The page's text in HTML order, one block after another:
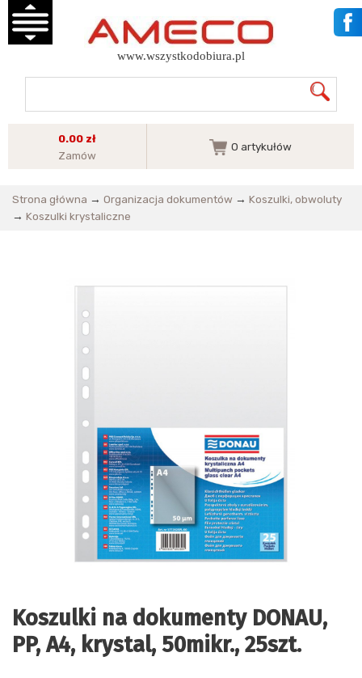
www.wszystkodobiura.pl
0.00 zł
Zamów
0 artykułów
Strona główna → Organizacja dokumentów → Koszulki, obwoluty
→ Koszulki krystaliczne
Koszulki na dokumenty DONAU,
PP, A4, krystal, 50mikr., 25szt.